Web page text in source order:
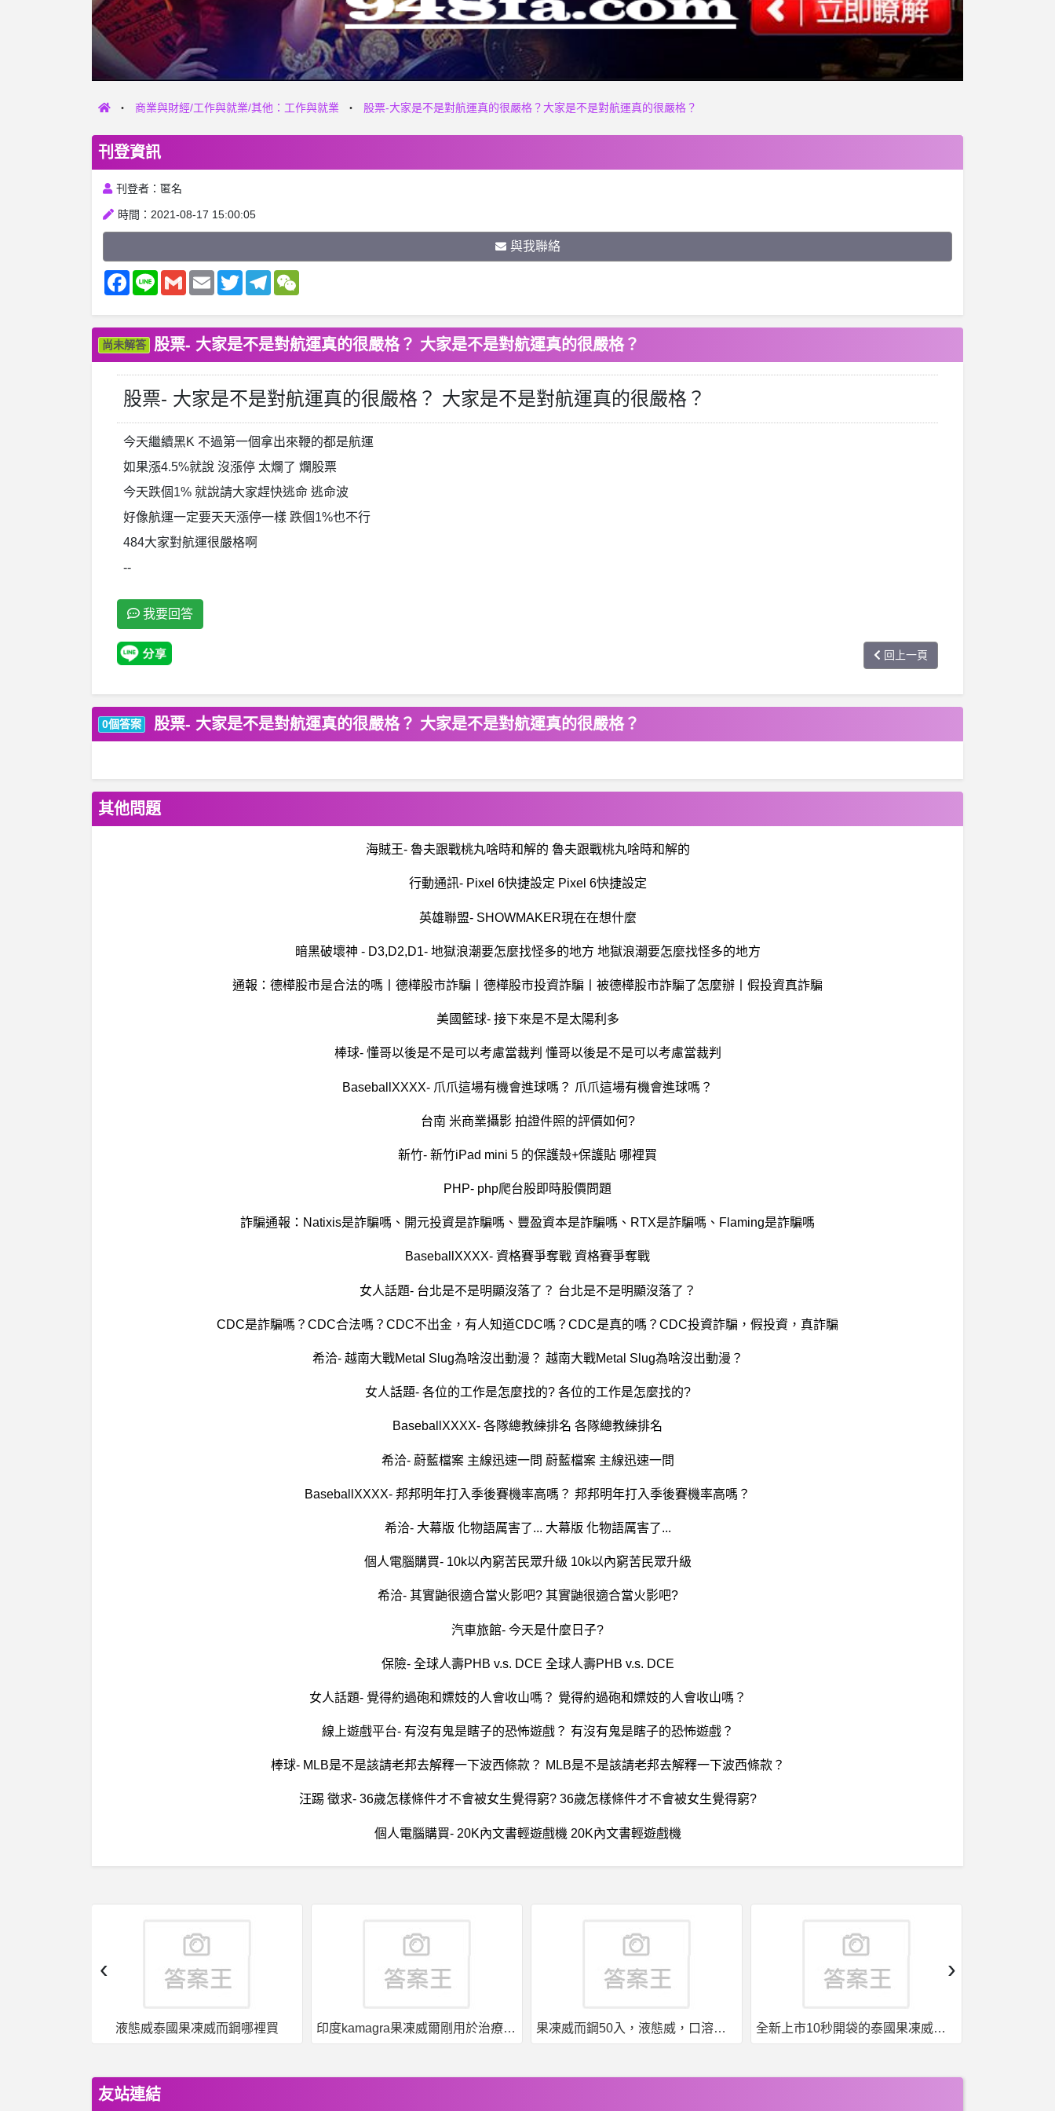
商業與財經/工作與就業/其他：工作與就業 股票-大家是不是對航運真的很嚴格？大家是不是對航運真的很嚴格？
刊登資訊
刊登者：匿名
時間：2021-08-17 15:00:05
與我聯絡
Facebook
Line Gmail Email TwitterTelegram
尚未解答 股票- 大家是不是對航運真的很嚴格？ 大家是不是對航運真的很嚴格？
股票- 大家是不是對航運真的很嚴格？ 大家是不是對航運真的很嚴格？
今天繼續黑K 不過第一個拿出來鞭的都是航運
如果漲4.5%就說 沒漲停 太爛了 爛股票
今天跌個1% 就說請大家趕快逃命 逃命波
好像航運一定要天天漲停一樣 跌個1%也不行
484大家對航運很嚴格啊
--
我要回答
回上一頁
0個答案 股票- 大家是不是對航運真的很嚴格？ 大家是不是對航運真的很嚴格？
其他問題
海賊王- 魯夫跟戰桃丸啥時和解的 魯夫跟戰桃丸啥時和解的
行動通訊- Pixel 6快捷設定 Pixel 6快捷設定
英雄聯盟- SHOWMAKER現在在想什麼
暗黑破壞神 - D3,D2,D1- 地獄浪潮要怎麼找怪多的地方 地獄浪潮要怎麼找怪多的地方
通報：德樺股市是合法的嗎丨德樺股市詐騙丨德樺股市投資詐騙丨被德樺股市詐騙了怎麼辦丨假投資真詐騙
美國籃球- 接下來是不是太陽利多
棒球- 懂哥以後是不是可以考慮當裁判 懂哥以後是不是可以考慮當裁判
BaseballXXXX- 爪爪這場有機會進球嗎？ 爪爪這場有機會進球嗎？
台南 米商業攝影 拍證件照的評價如何?
新竹- 新竹iPad mini 5 的保護殼+保護貼 哪裡買
PHP- php爬台股即時股價問題
詐騙通報：Natixis是詐騙嗎、開元投資是詐騙嗎、豐盈資本是詐騙嗎、RTX是詐騙嗎、Flaming是詐騙嗎
BaseballXXXX- 資格賽爭奪戰 資格賽爭奪戰
女人話題- 台北是不是明顯沒落了？ 台北是不是明顯沒落了？
CDC是詐騙嗎？CDC合法嗎？CDC不出金，有人知道CDC嗎？CDC是真的嗎？CDC投資詐騙，假投資，真詐騙
希洽- 越南大戰Metal Slug為啥沒出動漫？ 越南大戰Metal Slug為啥沒出動漫？
女人話題- 各位的工作是怎麼找的? 各位的工作是怎麼找的?
BaseballXXXX- 各隊總教練排名 各隊總教練排名
希洽- 蔚藍檔案 主線迅速一問 蔚藍檔案 主線迅速一問
BaseballXXXX- 邦邦明年打入季後賽機率高嗎？ 邦邦明年打入季後賽機率高嗎？
希洽- 大幕版 化物語厲害了... 大幕版 化物語厲害了...
個人電腦購買- 10k以內窮苦民眾升級 10k以內窮苦民眾升級
希洽- 其實鼬很適合當火影吧? 其實鼬很適合當火影吧?
汽車旅館- 今天是什麼日子?
保險- 全球人壽PHB v.s. DCE 全球人壽PHB v.s. DCE
女人話題- 覺得約過砲和嫖妓的人會收山嗎？ 覺得約過砲和嫖妓的人會收山嗎？
線上遊戲平台- 有沒有鬼是瞎子的恐怖遊戲？ 有沒有鬼是瞎子的恐怖遊戲？
棒球- MLB是不是該請老邦去解釋一下波西條款？ MLB是不是該請老邦去解釋一下波西條款？
汪踢 徵求- 36歲怎樣條件才不會被女生覺得窮? 36歲怎樣條件才不會被女生覺得窮?
個人電腦購買- 20K內文書輕遊戲機 20K內文書輕遊戲機
果凍威而鋼50入，液態威，口溶速效 全新上市10秒開袋的泰國果凍威而鋼強勢來襲
‹ ›
友站連結